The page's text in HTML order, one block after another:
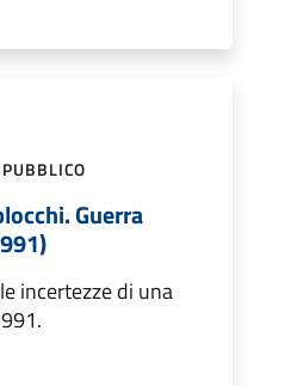
Guerra
incertezze di una